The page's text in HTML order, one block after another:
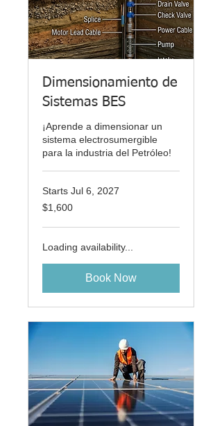
Dimensionamiento de
Sistemas BES
¡Aprende a dimensionar un
sistema electrosumergible
para la industria del Petróleo!
Starts Jul 6, 2027
1,600
US
$1,600
Loading availability...
Book Now